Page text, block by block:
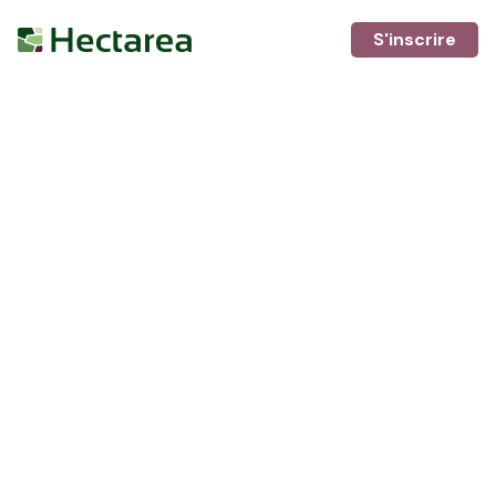
S'inscrire